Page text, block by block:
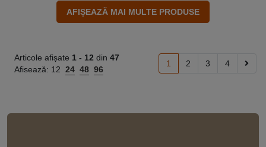
Articole afișate 1 - 12 din 47
Afisează: 12 24 48 96
1 2 3 4